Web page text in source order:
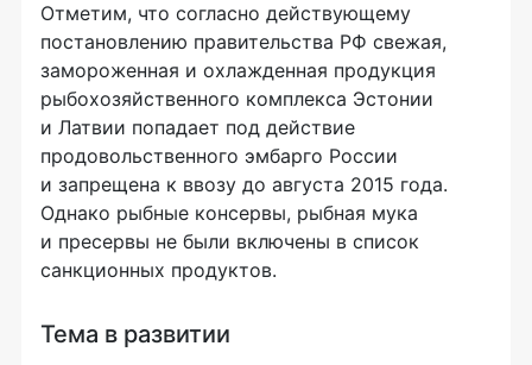
Отметим, что согласно действующему
постановлению правительства РФ свежая,
замороженная и охлажденная продукция
рыбохозяйственного комплекса Эстонии
и Латвии попадает под действие
продовольственного эмбарго России
и запрещена к ввозу до августа 2015 года.
Однако рыбные консервы, рыбная мука
и пресервы не были включены в список
санкционных продуктов.
Тема в развитии